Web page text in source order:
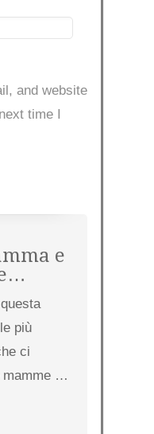
and website
time I
e
più
ci
mamme …